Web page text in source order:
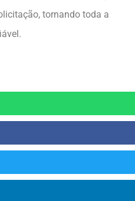
tornando toda a